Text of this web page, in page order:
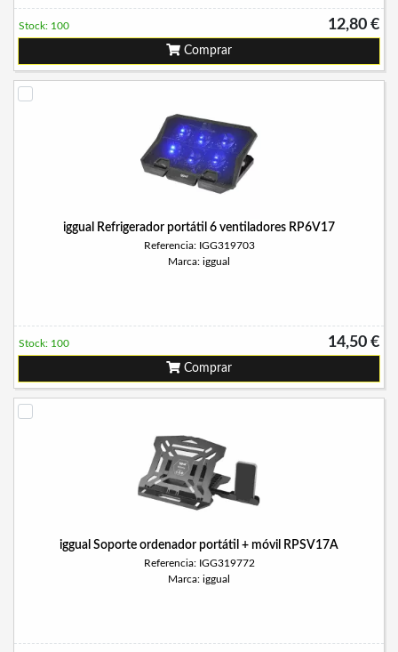
12,80 €
Stock: 100
Comprar
iggual Refrigerador portátil 6 ventiladores RP6V17
Referencia: IGG319703
Marca: iggual
14,50 €
Stock: 100
Comprar
iggual Soporte ordenador portátil + móvil RPSV17A
Referencia: IGG319772
Marca: iggual